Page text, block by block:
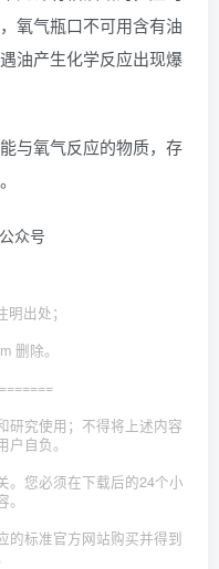
氧气瓶口不可用含有油
油产生化学反应出现爆
与氧气反应的物质，存
众号
出处；
删除。
研究使用；不得将上述内容
自负。
。您必须在下载后的24个小
的标准官方网站购买并得到